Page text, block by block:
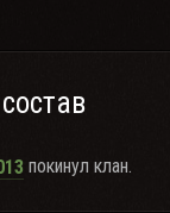
покинул клан.